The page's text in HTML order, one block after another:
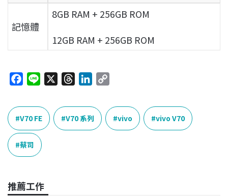
記憶體
8GB RAM + 256GB ROM
12GB RAM + 256GB ROM
c
e
b
o
o
n
e
r
e
a
n
k
e
p
L
V70 FE V70 系列 vivo vivo V70
蔡司
推薦工作